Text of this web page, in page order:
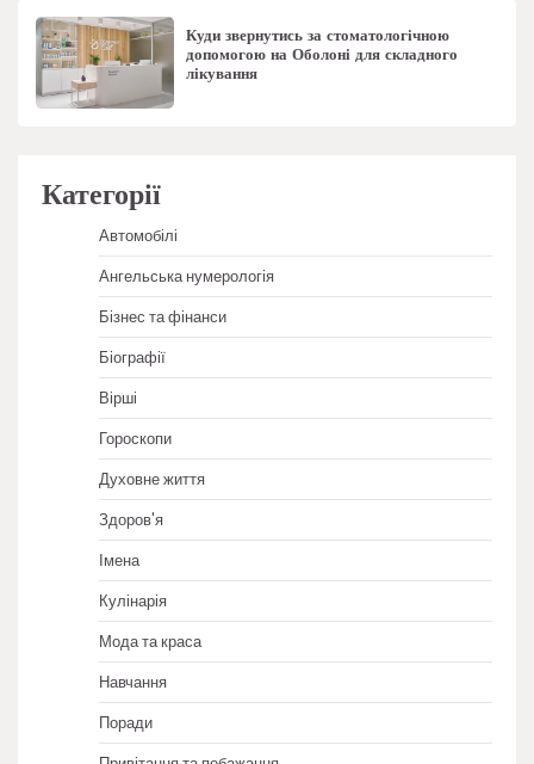
Куди звернутись за стоматологічною
допомогою на Оболоні для складного
лікування
Категорії
Автомобілі
Ангельська нумерологія
Бізнес та фінанси
Біографії
Вірші
Гороскопи
Духовне життя
Здоров'я
Імена
Кулінарія
Мода та краса
Навчання
Поради